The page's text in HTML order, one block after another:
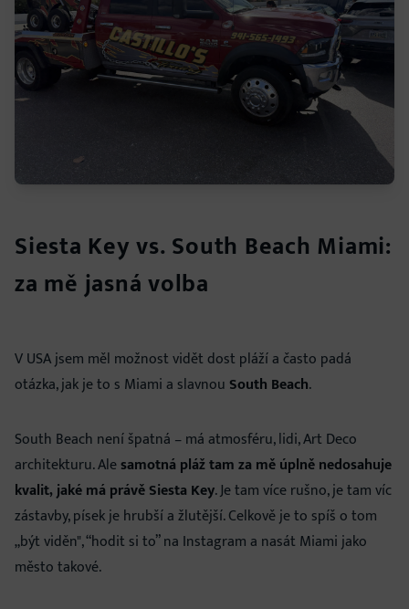
Siesta Key vs. South Beach Miami:
za mě jasná volba
V USA jsem měl možnost vidět dost pláží a často padá
otázka, jak je to s Miami a slavnou South Beach.
South Beach není špatná – má atmosféru, lidi, Art Deco
architekturu. Alesamotná pláž tam za mě úplně nedosahuje
kvalit, jaké má právě Siesta Key. Je tam více rušno, je tam víc
zástavby, písek je hrubší a žlutější. Celkově je to spíš o tom
„být viděn", “hodit si to” na Instagram a nasát Miami jako
město takové.